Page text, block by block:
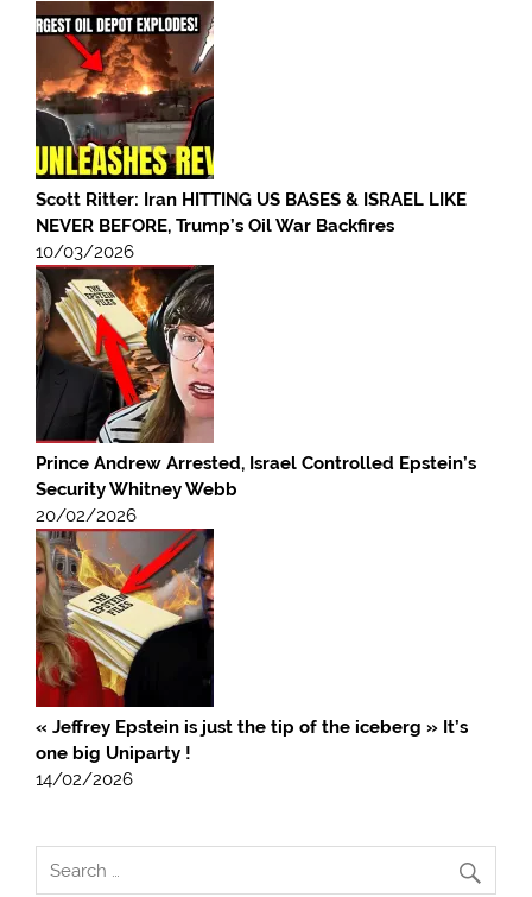
Scott Ritter: Iran HITTING US BASES & ISRAEL LIKE
NEVER BEFORE, Trump’s Oil War Backfires
10/03/2026
Prince Andrew Arrested, Israel Controlled Epstein’s
Security Whitney Webb
20/02/2026
« Jeffrey Epstein is just the tip of the iceberg » It’s
one big Uniparty !
14/02/2026